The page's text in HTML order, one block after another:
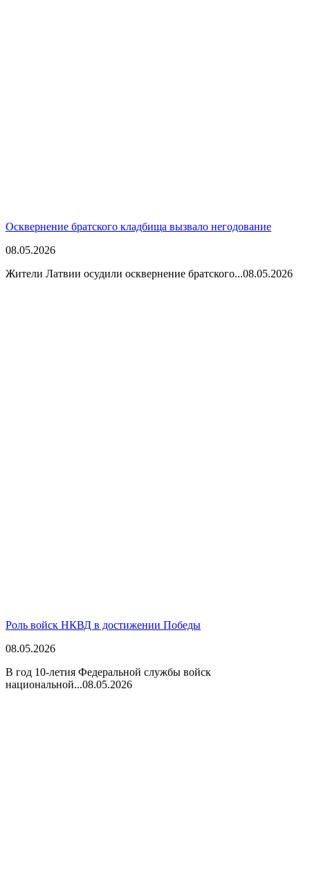
Осквернение братского кладбища вызвало негодование
08.05.2026
Жители Латвии осудили осквернение братского...08.05.2026
Роль войск НКВД в достижении Победы
08.05.2026
В год 10-летия Федеральной службы войск
национальной...08.05.2026